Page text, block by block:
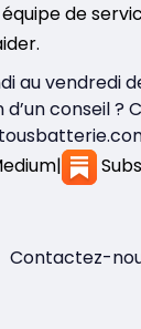
de
au vendredi
d’un conseil ?
|
Contactez-